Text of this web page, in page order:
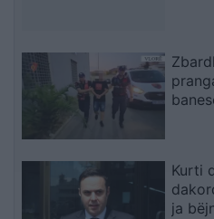
Kurti
ja